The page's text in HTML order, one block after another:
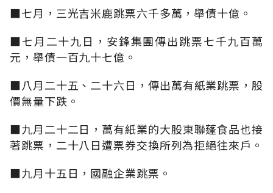
■七月，三光吉米鹿跳票六千多萬，舉債十億。
■七月二十九日，安鋒集團傳出跳票七千九百萬
元，舉債一百九十七億。
■八月二十五、二十六日，傳出萬有紙業跳票，股
價無量下跌。
■九月二十二日，萬有紙業的大股東聯蓬食品也接
著跳票，二十八日遭票券交換所列為拒絕往來戶。
■九月十五日，國融企業跳票。